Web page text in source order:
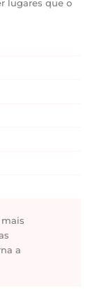
lugares que o
a